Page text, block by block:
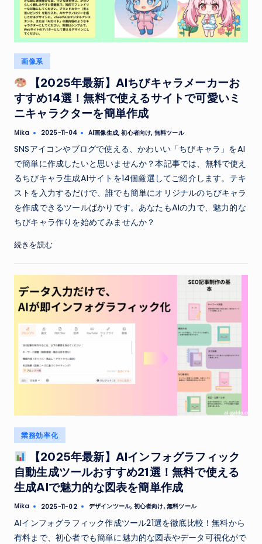
Posted
in
画像系
【2025年最新】AIちびキャラメーカーお
すすめ14選！無料で使えるサイトで可愛いミ
ニキャラクターを簡単作成
Posted
Mika 2025-11-04
Tags: AI画像生成,初心者向け, 無料ツール
SNSアイコンやブログで使える、かわいい「ちびキャラ」をAI
で簡単に作成したいと思いませんか？本記事では、無料で使え
るちびキャラ生成AIサイトを14個厳選してご紹介します。テキ
ストを入力するだけで、誰でも簡単にオリジナルのちびキャラ
を作成できるツールばかりです。あなたもAIの力で、魅力的な
ちびキャラ作りを始めてみませんか？
続きを読む
Posted
in
業務効率化
【2025年最新】AIインフォグラフィック
自動生成ツールおすすめ21選！無料で使える
生成AIで魅力的な図表を簡単作成
Posted
Mika 2025-11-02
Tags: デザインツール, 初心者向け,無料ツール
AIインフォグラフィック作成ツール21選を徹底比較！無料から
有料まで、初心者でも簡単に魅力的な図表やデータ可視化がで